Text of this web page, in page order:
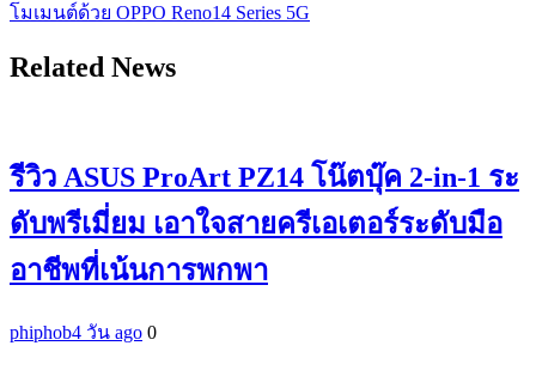
โมเมนต์ด้วย OPPO Reno14 Series 5G
Related News
รีวิว ASUS ProArt PZ14 โน๊ตบุ๊ค 2-in-1 ระ
ดับพรีเมี่ยม เอาใจสายครีเอเตอร์ระดับมือ
อาชีพที่เน้นการพกพา
phiphob4 วัน ago 0